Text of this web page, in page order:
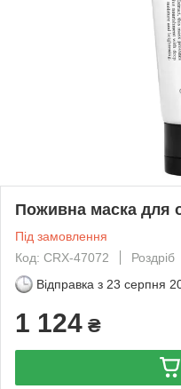
Поживна маска для
Під замовлення
Код: CRX-47072
Роздріб
Відправка з 23 серпня
1 124 ₴